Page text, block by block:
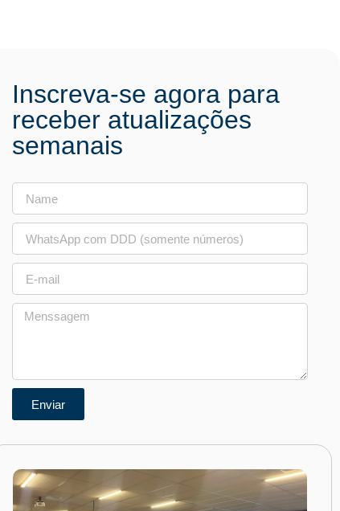
Inscreva-se agora para
receber atualizações
semanais
Enviar